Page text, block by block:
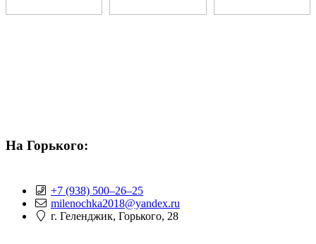
На Горького:
+7 (938) 500‒26‒25
milenochka2018@yandex.ru
г. Геленджик, Горького, 28